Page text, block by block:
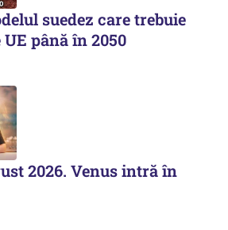
suedez care trebuie
până în 2050
2026. Venus intră în